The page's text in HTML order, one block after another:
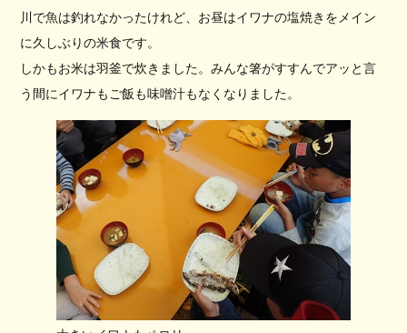
川で魚は釣れなかったけれど、お昼はイワナの塩焼きをメイン
に久しぶりの米食です。
しかもお米は羽釜で炊きました。みんな箸がすすんでアッと言
う間にイワナもご飯も味噌汁もなくなりました。